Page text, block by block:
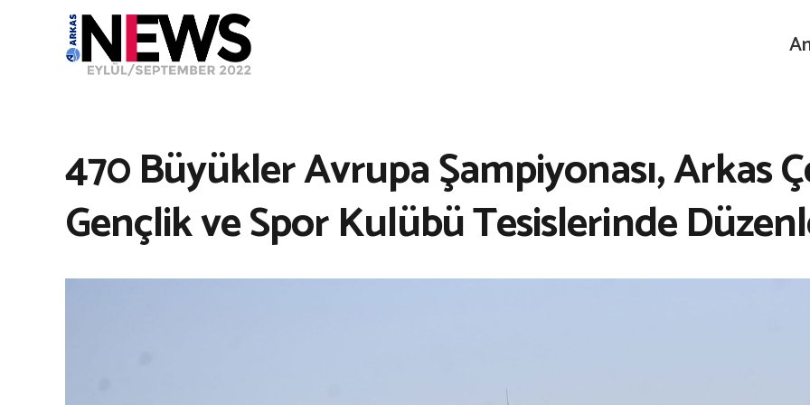
470 Büyükler Avrupa Şampiyonası, Arkas
Gençlik ve Spor Kulübü Tesislerinde